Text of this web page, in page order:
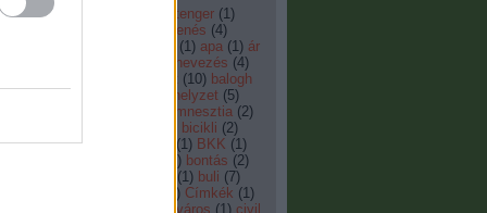
(20) 56 8. tenger (1)
agymenés (4)
(1) apa (1) ár
átnevezés (4)
(10) balogh
bér-lakás-helyzet (5)
bérlői amnesztia (2)
bicikli (2)
bírság (9) Bizottság (1) BKK (1)
) bontás (2)
(1) buli (7)
) Címkék (1)
civilváros (1) civil